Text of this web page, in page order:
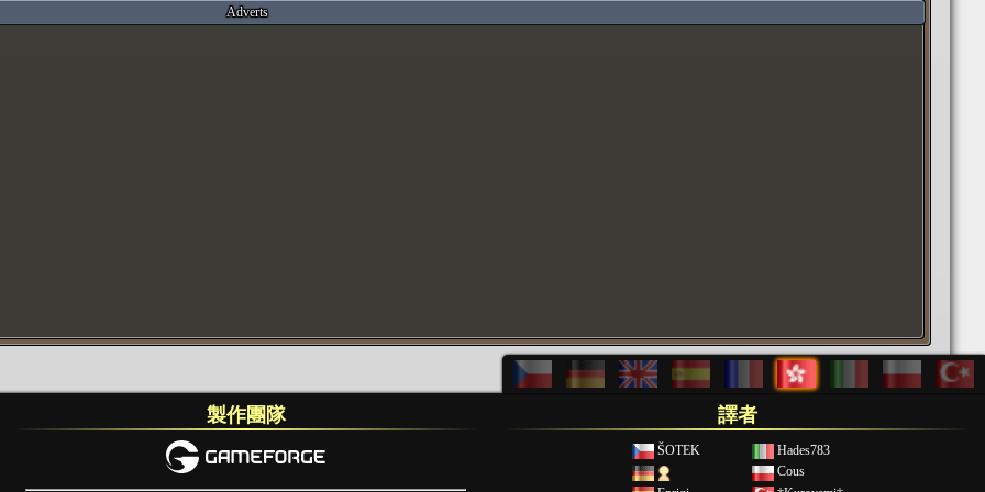
Adverts
製作團隊 譯者
ŠOTEK
Hades783
Cous